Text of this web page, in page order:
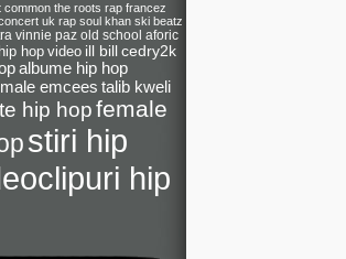
common the roots rap francez
uk rap soul khan ski beatz
vinnie paz old school aforic
hopvideo ill bill cedry2k
albume hip hop
emcees talib kweli
hip hopfemale
stiri hip
hip